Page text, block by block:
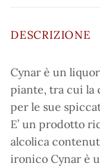
DESCRIZIONE
Cynar è un
piante, tra cui la
per le sue
E’ un prodotto
alcolica
ironico Cynar è